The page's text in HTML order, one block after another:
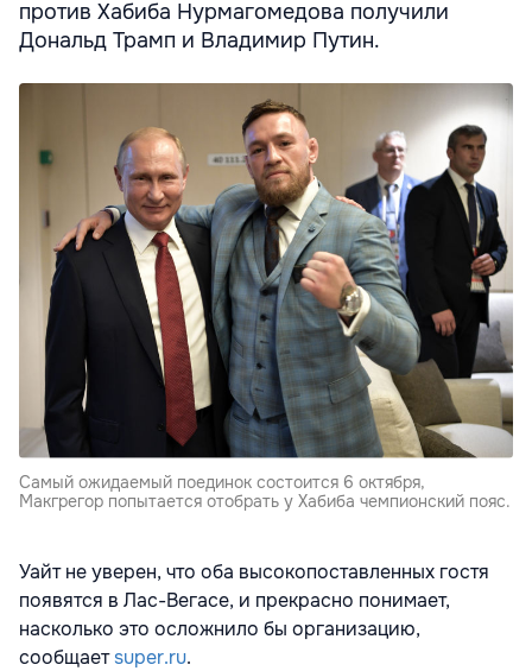
против Хабиба Нурмагомедова получили
Дональд Трамп и Владимир Путин.
Самый ожидаемый поединок состоится 6 октября,
Макгрегор попытается отобрать у Хабиба чемпионский пояс.
Уайт не уверен, что оба высокопоставленных гостя
появятся в Лас-Вегасе, и прекрасно понимает,
насколько это осложнило бы организацию,
сообщаетsuper.ru.